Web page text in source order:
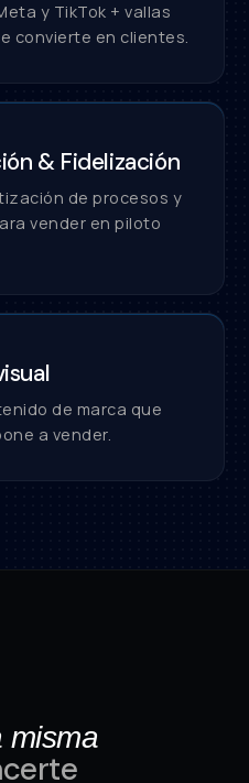
y TikTok + vallas
convierte en clientes.
& Fidelización
de procesos y
vender en piloto
de marca que
a vender.
misma